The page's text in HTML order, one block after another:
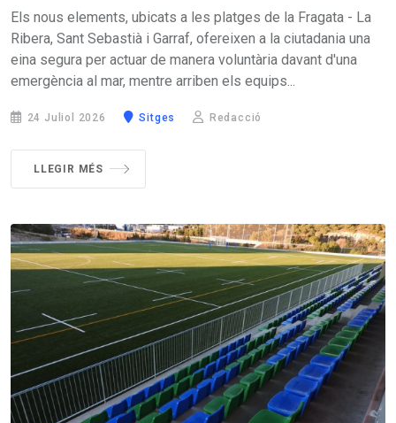
Els nous elements, ubicats a les platges de la Fragata - La
Ribera, Sant Sebastià i Garraf, ofereixen a la ciutadania una
eina segura per actuar de manera voluntària davant d'una
emergència al mar, mentre arriben els equips...
24 Juliol 2026 Sitges Redacció
LLEGIR MÉS